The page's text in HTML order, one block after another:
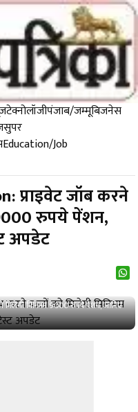
टेक्नोलॉजीपंजाब/जम्मूबिजनेस
सुपर
Education/Job
प्राइवेट जॉब करने
रुपये पेंशन,
अपडेट
मिनिमम 9000 रुपये पेंशन, जानिए